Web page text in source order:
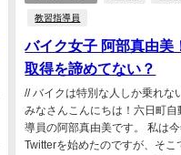
教習指導員
バイク女子 阿部真由美
取得を諦めてない？
// バイクは特別な人しか乗れな
みなさんこんにちは！六日町自
導員の阿部真由美です。 私は
Twitterを始めたのですが、そこ